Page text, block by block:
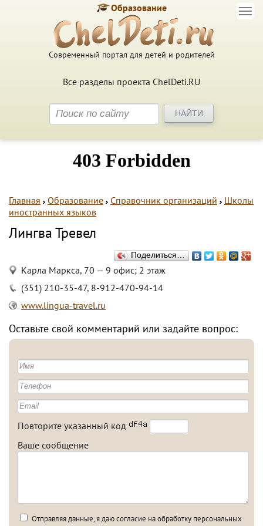
Современный портал для детей и родителей
Все разделы проекта ChelDeti.RU
Образование
Главная Образование Справочник организаций
Школы
иностранных языков
Лингва Тревел
Поделиться…
Карла Маркса, 70 — 9 офис; 2 этаж
(351) 210-35-47, 8-912-470-94-14
www.lingua-travel.ru
Оставьте свой комментарий или задайте вопрос:
Повторите указанный код
Ваше сообщение
Отправляя данные, я даю согласие на обработку персональных